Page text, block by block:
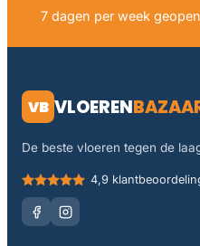
7 dagen per week
VB VLOEREN
De beste vloeren tegen de
4,9